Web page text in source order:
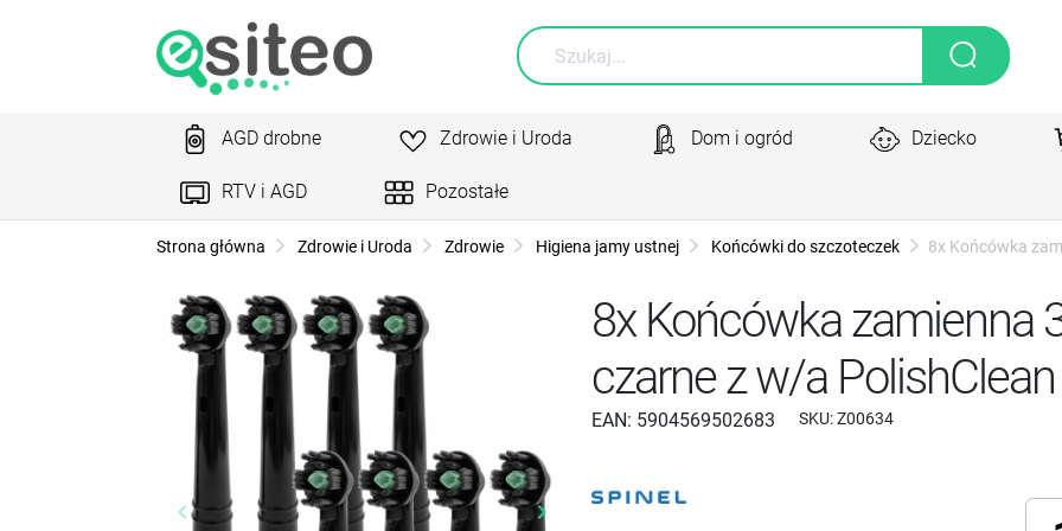
AGD drobne Zdrowie i Uroda Dom i ogród Dziecko
RTV i AGD Pozostałe
Strona główna Zdrowie i Uroda Zdrowie Higiena jamy ustnej Końcówki do szczoteczek 8x Końcówka
Poprzedni
keyboard_arrow_left Następny
keyboard_arrow_right
8x Końcówka zamienna
czarne z w/a PolishClean
EAN: 5904569502683 SKU: Z00634